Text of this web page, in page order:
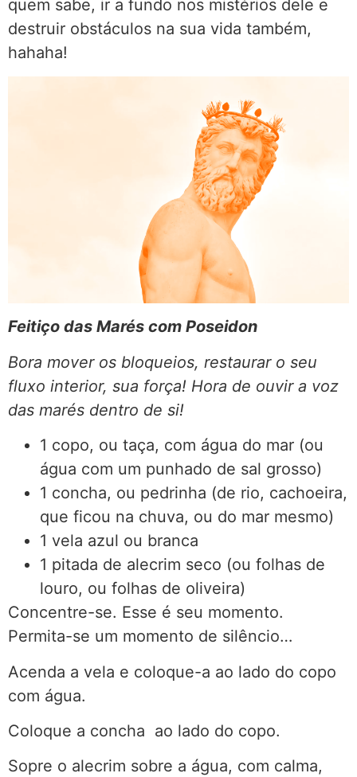
quem sabe, ir a fundo nos mistérios dele e
destruir obstáculos na sua vida também,
hahaha!
Feitiço das Marés com Poseidon
Bora mover os bloqueios, restaurar o seu
fluxo interior, sua força! Hora de ouvir a voz
das marés dentro de si!
1 copo, ou taça, com água do mar (ou
água com um punhado de sal grosso)
1 concha, ou pedrinha (de rio, cachoeira,
que ficou na chuva, ou do mar mesmo)
1 vela azul ou branca
1 pitada de alecrim seco (ou folhas de
louro, ou folhas de oliveira)
Concentre-se. Esse é seu momento.
Permita-se um momento de silêncio…
Acenda a vela e coloque-a ao lado do copo
com água.
Coloque a concha ao lado do copo.
Sopre o alecrim sobre a água, com calma,